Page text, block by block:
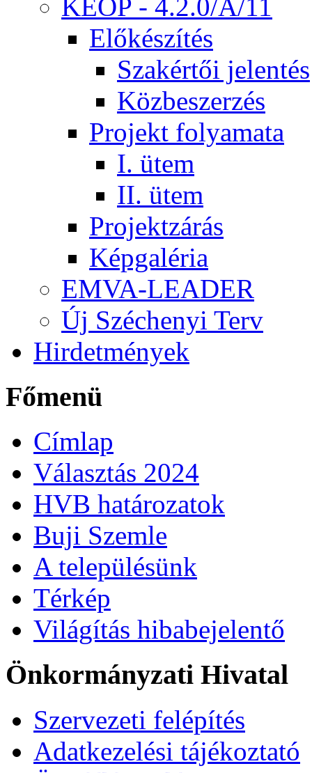
KEOP - 4.2.0/A/11
Előkészítés
Szakértői jelentés
Közbeszerzés
Projekt folyamata
I. ütem
II. ütem
Projektzárás
Képgaléria
EMVA-LEADER
Új Széchenyi Terv
Hirdetmények
Főmenü
Címlap
Választás 2024
HVB határozatok
Buji Szemle
A településünk
Térkép
Világítás hibabejelentő
Önkormányzati Hivatal
Szervezeti felépítés
Adatkezelési tájékoztató